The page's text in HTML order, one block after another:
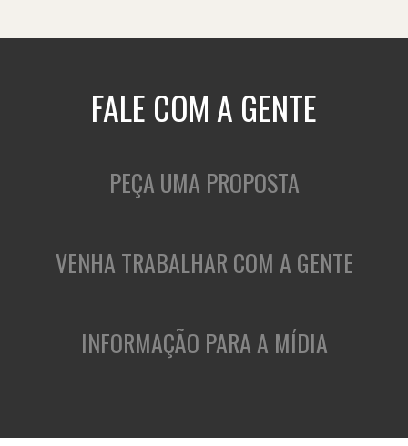
FALE COM A GENTE
PEÇA UMA PROPOSTA
VENHA TRABALHAR COM A GENTE
INFORMAÇÃO PARA A MÍDIA